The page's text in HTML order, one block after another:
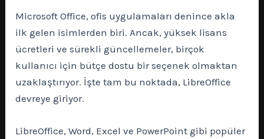
Microsoft Office, ofis uygulamaları denince akla
ilk gelen isimlerden biri. Ancak, yüksek lisans
ücretleri ve sürekli güncellemeler, birçok
kullanıcı için bütçe dostu bir seçenek olmaktan
uzaklaştırıyor. İşte tam bu noktada, LibreOffice
devreye giriyor.
LibreOffice, Word, Excel ve PowerPoint gibi popüler